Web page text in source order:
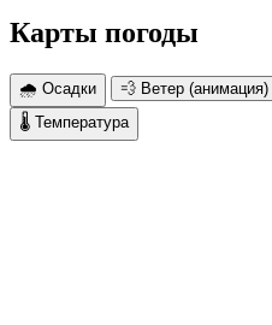
Карты погоды
🌧 Осадки 💨 Ветер (анимация)
🌡 Температура